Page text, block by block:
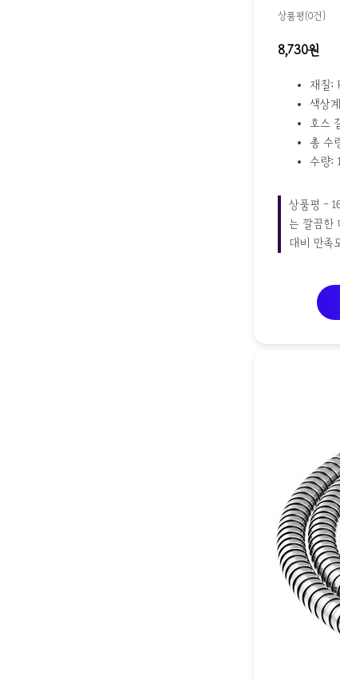
상품평(0건)
8,730원
재질:
색상
호스
총 수
수량:
상품평 -
는 깔끔한
대비 만족